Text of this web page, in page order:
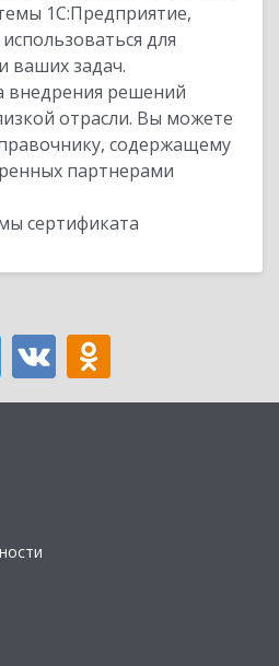
1С:Предприятие,
для
ваших задач.
внедрения решений
отрасли. Вы можете
содержащему
партнерами
сертификата